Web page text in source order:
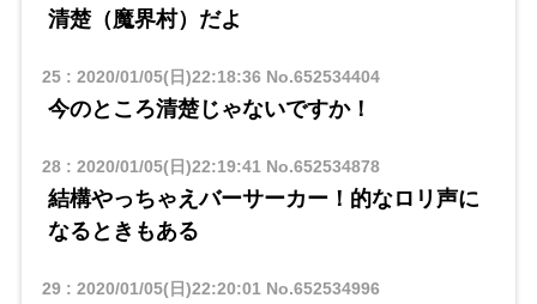
清楚（魔界村）だよ
25: 2020/01/05(日)22:18:36 No.652534404
今のところ清楚じゃないですか！
28: 2020/01/05(日)22:19:41 No.652534878
結構やっちゃえバーサーカー！的なロリ声に
なるときもある
29: 2020/01/05(日)22:20:01 No.652534996